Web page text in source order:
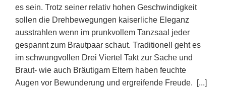
es sein. Trotz seiner relativ hohen Geschwindigkeit
sollen die Drehbewegungen kaiserliche Eleganz
ausstrahlen wenn im prunkvollem Tanzsaal jeder
gespannt zum Brautpaar schaut. Traditionell geht es
im schwungvollen Drei Viertel Takt zur Sache und
Braut- wie auch Bräutigam Eltern haben feuchte
Augen vor Bewunderung und ergreifende Freude. [...]